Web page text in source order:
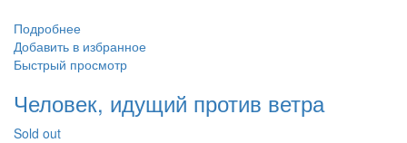
Подробнее
Добавить в избранное
Быстрый просмотр
Человек, идущий против ветра
Sold out